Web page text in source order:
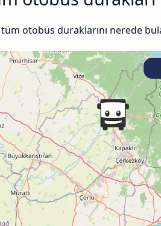
otobüs duraklarını nerede